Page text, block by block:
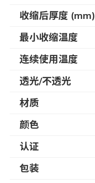
收缩后厚度 (mm)
最小收缩温度
连续使用温度
透光/不透光
材质
颜色
认证
包装